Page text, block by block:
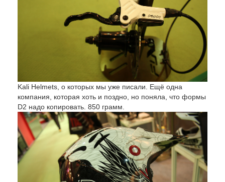
Kali Helmets, о которых мы уже писали. Ещё одна
компания, которая хоть и поздно, но поняла, что формы
D2 надо копировать. 850 грамм.